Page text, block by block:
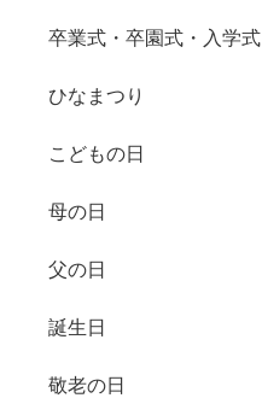
卒業式・卒園式・入学式
ひなまつり
こどもの日
母の日
父の日
誕生日
敬老の日